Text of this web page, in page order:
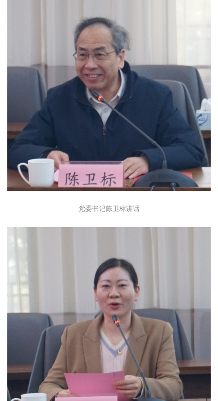
党委书记陈卫标讲话